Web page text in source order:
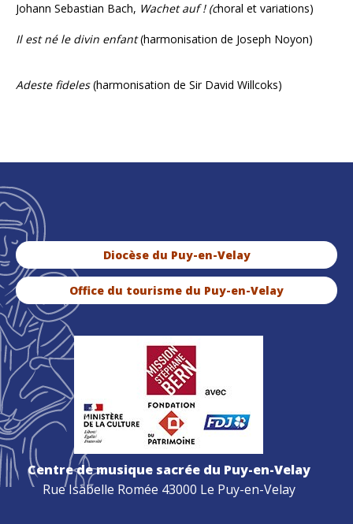
Johann Sebastian Bach, Wachet auf ! (choral et variations)
Il est né le divin enfant(harmonisation de Joseph Noyon)
Adeste fideles(harmonisation de Sir David Willcoks)
Diocèse du Puy-en-Velay
Office du tourisme du Puy-en-Velay
Centre de musique sacrée du Puy-en-Velay
Rue Isabelle Romée 43000 Le Puy-en-Velay